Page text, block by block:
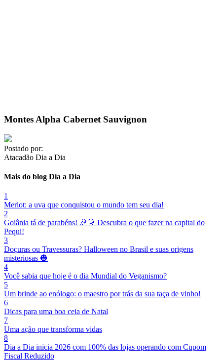
Montes Alpha Cabernet Sauvignon
Postado por:
Atacadão Dia a Dia
Mais do blog Dia a Dia
1
Merlot: a uva que conquistou o mundo tem seu dia!
2
Goiânia tá de parabéns! 🎉🎊 Descubra o que fazer na capital do
Pequi!
3
Doçuras ou Travessuras? Halloween no Brasil e suas origens
misteriosas 🎃
4
Você sabia que hoje é o dia Mundial do Veganismo?
5
Um brinde ao enólogo: o maestro por trás da sua taça de vinho!
6
Dicas para uma boa ceia de Natal
7
Uma ação que transforma vidas
8
Dia a Dia inicia 2026 com 100% das lojas operando com Cupom
Fiscal Reduzido